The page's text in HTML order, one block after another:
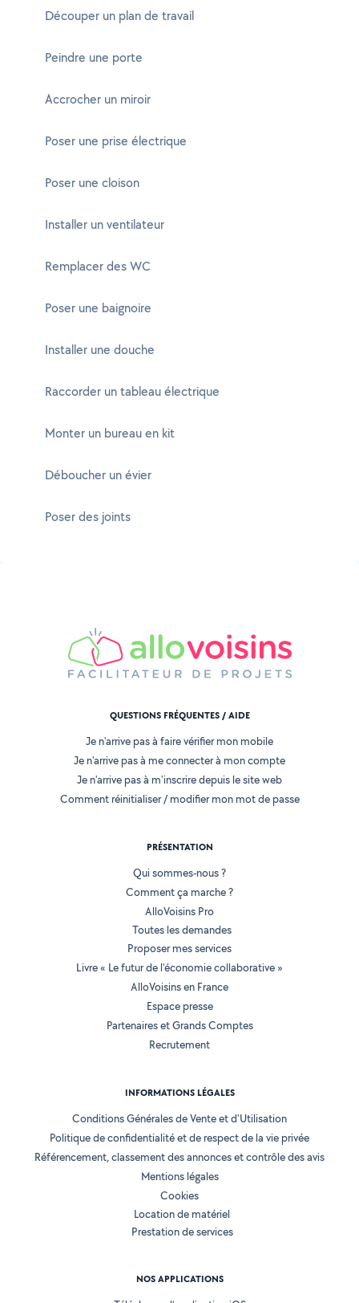
Découper un plan de travail
Peindre une porte
Accrocher un miroir
Poser une prise électrique
Poser une cloison
Installer un ventilateur
Remplacer des WC
Poser une baignoire
Installer une douche
Raccorder un tableau électrique
Monter un bureau en kit
Déboucher un évier
Poser des joints
QUESTIONS FRÉQUENTES / AIDE
Je n'arrive pas à faire vérifier mon mobile
Je n'arrive pas à me connecter à mon compte
Je n'arrive pas à m'inscrire depuis le site web
Comment réinitialiser / modifier mon mot de passe
PRÉSENTATION
Qui sommes-nous ?
Comment ça marche ?
AlloVoisins Pro
Toutes les demandes
Proposer mes services
Livre « Le futur de l'économie collaborative »
AlloVoisins en France
Espace presse
Partenaires et Grands Comptes
Recrutement
INFORMATIONS LÉGALES
Conditions Générales de Vente et d'Utilisation
Politique de confidentialité et de respect de la vie privée
Référencement, classement des annonces et contrôle des avis
Mentions légales
Cookies
Location de matériel
Prestation de services
NOS APPLICATIONS